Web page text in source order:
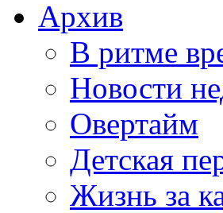
Архив
В ритме
Новости
Овертайм
Детская
Жизнь за